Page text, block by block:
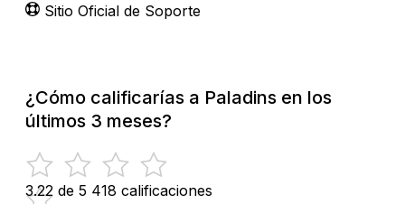
Sitio Oficial de Soporte
¿Cómo calificarías a Paladins en los
últimos 3 meses?
3.22 de 5 418 calificaciones